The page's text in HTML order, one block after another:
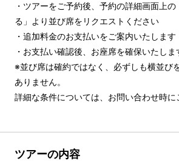
・ツアーをご予約後、予約の詳細画面上
る」より並び席をリクエストください
・追加料金のお支払いをご案内いたします
・お支払い確認後、お座席を確保いたしま
※並び席は確約ではなく、必ずしも横並び
ありません。
詳細な条件については、お問い合わせ時に
ツアーの内容